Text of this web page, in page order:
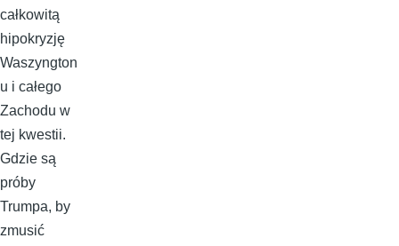
całkowitą
hipokryzję
Waszyngton
u i całego
Zachodu w
tej kwestii.
Gdzie są
próby
Trumpa, by
zmusić